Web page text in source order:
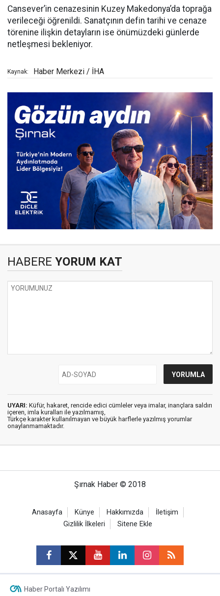
Cansever’in cenazesinin Kuzey Makedonya’da toprağa
verileceği öğrenildi. Sanatçının defin tarihi ve cenaze
törenine ilişkin detayların ise önümüzdeki günlerde
netleşmesi bekleniyor.
Kaynak: Haber Merkezi / İHA
HABERE YORUM KAT
UYARI: Küfür, hakaret, rencide edici cümleler veya imalar, inançlara saldırı
içeren, imla kuralları ile yazılmamış,
Türkçe karakter kullanılmayan ve büyük harflerle yazılmış yorumlar
onaylanmamaktadır.
Şırnak Haber © 2018
Anasayfa Künye Hakkımızda
İletişim
Gizlilik İlkeleri
Sitene Ekle
Haber Portalı Yazılımı